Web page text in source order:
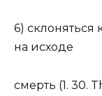
6) склоняться
на исходе
смерть (1. 30.